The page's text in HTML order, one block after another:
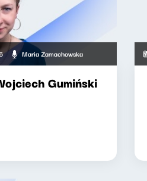
Maria Zamachowska
Gumiński